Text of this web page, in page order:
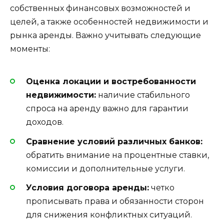
собственных финансовых возможностей и
целей, а также особенностей недвижимости и
рынка аренды. Важно учитывать следующие
моменты:
Оценка локации и востребованности
недвижимости: наличие стабильного
спроса на аренду важно для гарантии
доходов.
Сравнение условий различных банков:
обратить внимание на процентные ставки,
комиссии и дополнительные услуги.
Условия договора аренды: четко
прописывать права и обязанности сторон
для снижения конфликтных ситуаций.